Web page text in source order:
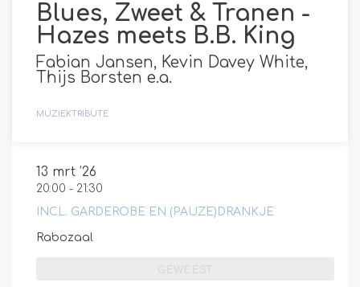
Blues, Zweet & Tranen -
Hazes meets B.B. King
Fabian Jansen, Kevin Davey White,
Thijs Borsten e.a.
MUZIEKTRIBUTE
13 mrt ’26
20:00 - 21:30
INCL. GARDEROBE EN (PAUZE)DRANKJE
Rabozaal